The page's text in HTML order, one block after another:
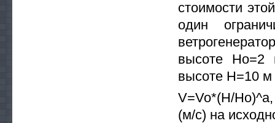
стоимости
один
высоте Ho=2
высоте H=10 м
V=Vo*(H/
(м/с) на